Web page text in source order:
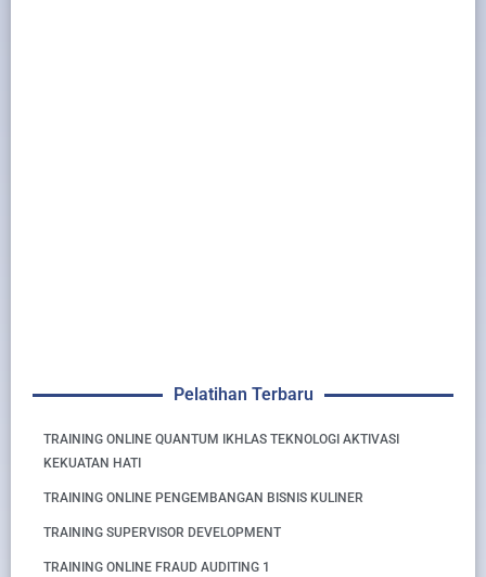
Pelatihan Terbaru
TRAINING ONLINE QUANTUM IKHLAS TEKNOLOGI AKTIVASI
KEKUATAN HATI
TRAINING ONLINE PENGEMBANGAN BISNIS KULINER
TRAINING SUPERVISOR DEVELOPMENT
TRAINING ONLINE FRAUD AUDITING 1